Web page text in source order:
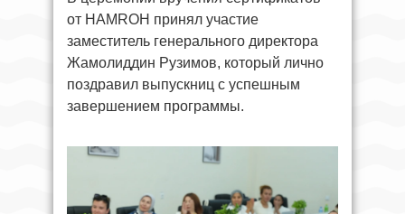
от HAMROH принял участие
заместитель генерального директора
Жамолиддин Рузимов, который лично
поздравил выпускниц с успешным
завершением программы.